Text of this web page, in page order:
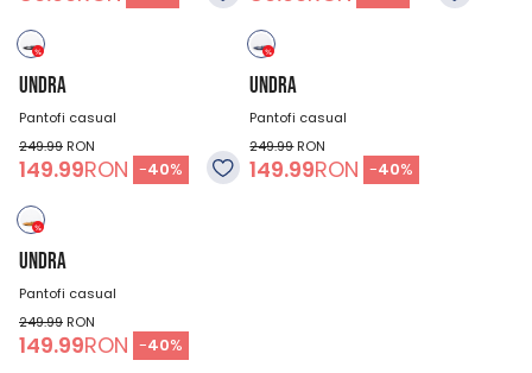
UNDRA
Pantofi casual
249.99 RON
149.99RON -40%
UNDRA
Pantofi casual
249.99RON
149.99RON -40%
UNDRA
Pantofi casual
249.99 RON
149.99RON -40%